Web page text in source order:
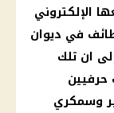
الإلكتروني
في ديوان
ان تلك
حرفيين
وسمكري